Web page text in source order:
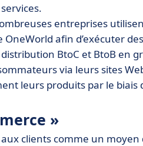
entreprises
afin d’exécuter
BtoC et BtoB en
via leurs sites
leurs produits par le biais
»
clients comme un moyen